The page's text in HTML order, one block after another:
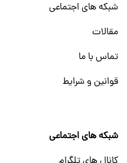
شبکه های اجتماعی
مقالات
تماس با ما
قوانین و شرایط
شبکه های اجتماعی